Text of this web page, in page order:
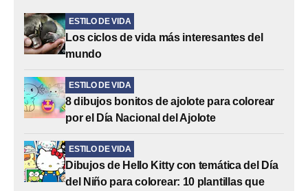
ESTILO DE VIDA
Los ciclos de vida más interesantes del
mundo
ESTILO DE VIDA
8 dibujos bonitos de ajolote para colorear
por el Día Nacional del Ajolote
ESTILO DE VIDA
Dibujos de Hello Kitty con temática del Día
del Niño para colorear: 10 plantillas que